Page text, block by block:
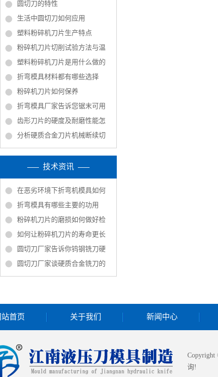
圆切刀的特性
生活中圆切刀如何应用
塑料粉碎机刀片生产特点
粉碎机刀片切削试验方法与温
塑料粉碎机刀片是用什么做的
折弯模具材料都有哪些选择
粉碎机刀片如何保养
折弯模具厂家告诉您锯末可用
齿形刀片的硬度及耐磨性能怎
分析硬质合金刀片机械断续切
技术资讯
在恶劣环境下折弯机模具如何
折弯模具有哪些主要的功用
粉碎机刀片的磨损如何做好检
如何让粉碎机刀片的寿命更长
圆切刀厂家告诉你钨钢铣刀硬
圆切刀厂家谈硬质合金铣刀的
首页 关于我们 新闻中心
Copyright
询!